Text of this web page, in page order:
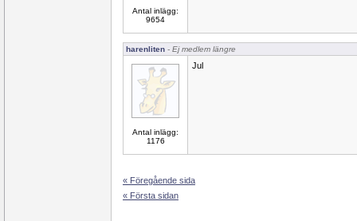
Antal inlägg:
9654
harenliten - Ej medlem längre
Antal inlägg:
1176
Jul
« Föregående sida
« Första sidan